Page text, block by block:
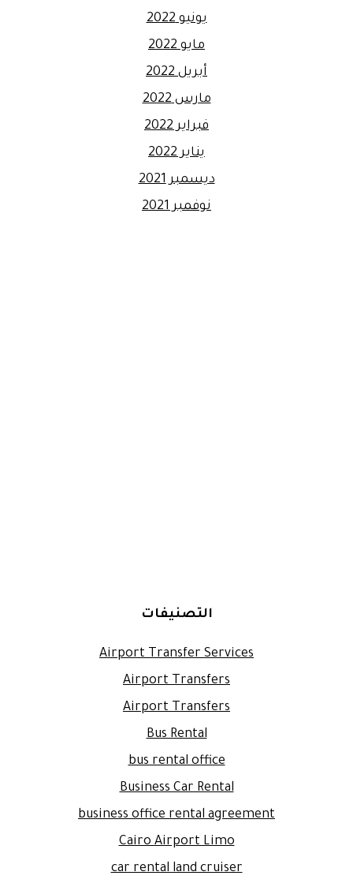
يونيو 2022
مايو 2022
أبريل 2022
مارس 2022
فبراير 2022
يناير 2022
ديسمبر 2021
نوفمبر 2021
التصنيفات
Airport Transfer Services
Airport Transfers
Airport Transfers
Bus Rental
bus rental office
Business Car Rental
business office rental agreement
Cairo Airport Limo
car rental land cruiser